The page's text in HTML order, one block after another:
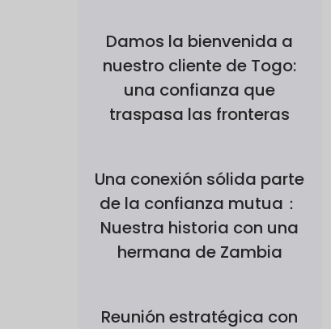
Damos la bienvenida a
nuestro cliente de Togo:
una confianza que
traspasa las fronteras
Una conexión sólida parte
de la confianza mutua：
Nuestra historia con una
hermana de Zambia
Reunión estratégica con